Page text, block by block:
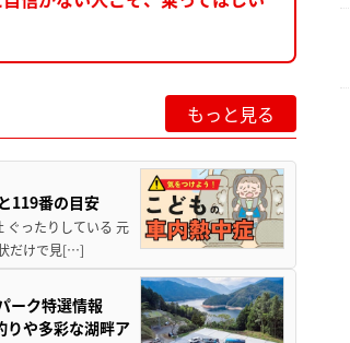
もっと見る
119番の目安
ぐったりしている 元
だけで見[…]
ーク特選情報
りや多彩な湖畔ア